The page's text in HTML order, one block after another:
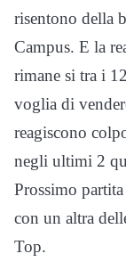
risentono della
Campus. E la
rimane si tra i
voglia di
reagiscono
negli ultimi 2
Prossimo
con un altra
Top.